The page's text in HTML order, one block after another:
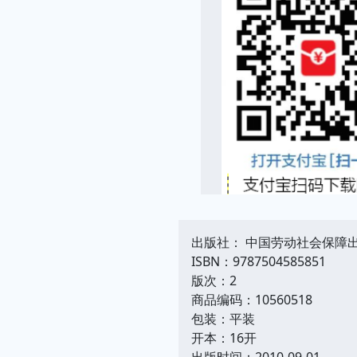
出版社： 中国劳动社会保障
ISBN：9787504585851
版次：2
商品编码：10560518
包装：平装
开本：16开